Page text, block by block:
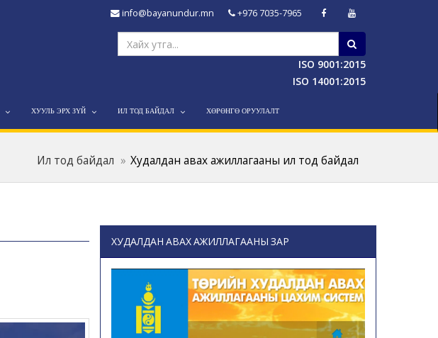
info@bayanundur.mn +976 7035-7965
ISO 9001:2015
ISO 14001:2015
ХУУЛЬ ЭРХ ЗҮЙ ИЛ ТОД БАЙДАЛ ХӨРӨНГӨ ОРУУЛАЛТ
Ил тод байдал Худалдан авах ажиллагааны ил тод байдал
ХУДАЛДАН АВАХ АЖИЛЛАГААНЫ ЗАР